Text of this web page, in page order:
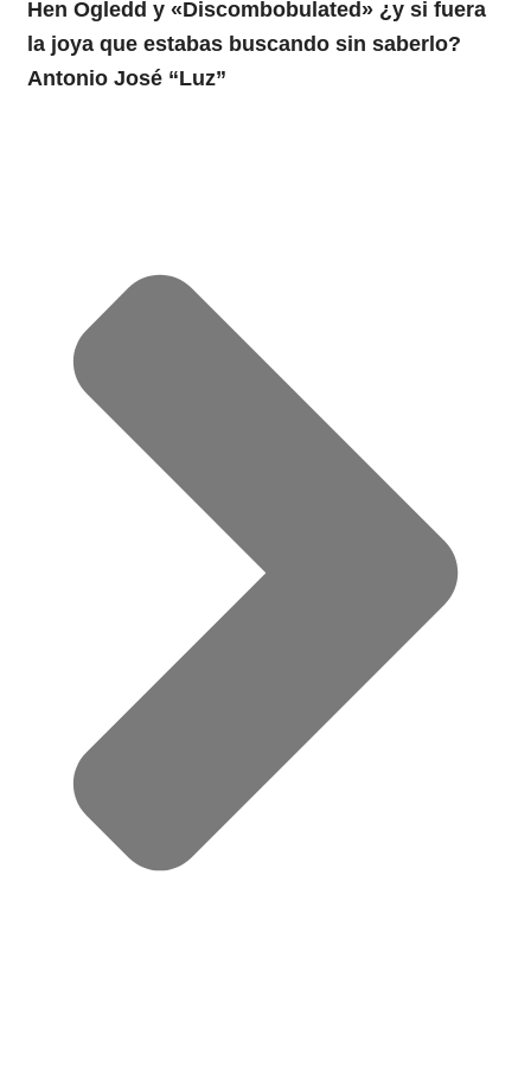
Hen Ogledd y «Discombobulated» ¿y si fuera
la joya que estabas buscando sin saberlo?
Antonio José “Luz”